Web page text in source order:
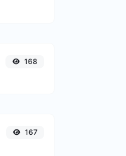
168
167